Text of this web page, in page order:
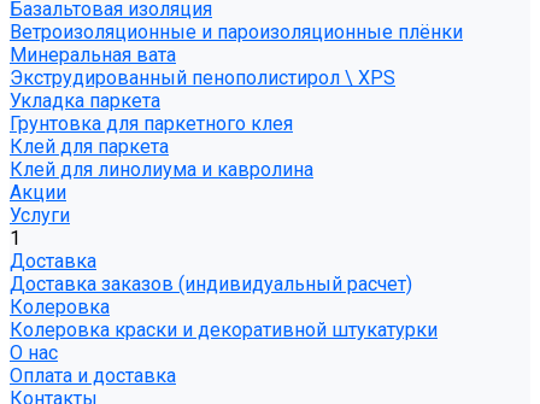
Базальтовая изоляция
Ветроизоляционные и пароизоляционные плёнки
Минеральная вата
Экструдированный пенополистирол \ XPS
Укладка паркета
Грунтовка для паркетного клея
Клей для паркета
Клей для линолиума и кавролина
Акции
Услуги
1
Доставка
Доставка заказов (индивидуальный расчет)
Колеровка
Колеровка краски и декоративной штукатурки
О нас
Оплата и доставка
Контакты